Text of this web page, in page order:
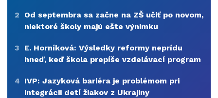
2
Od septembra sa začne na ZŠ učiť po novom,
niektoré školy majú ešte výnimku
3
E. Horníková: Výsledky reformy neprídu
hneď, keď škola prepíše vzdelávací program
4 IVP: Jazyková bariéra je problémom pri
integrácii detí žiakov z Ukrajiny